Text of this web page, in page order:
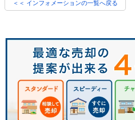
＜＜ インフォメーションの一覧へ戻る